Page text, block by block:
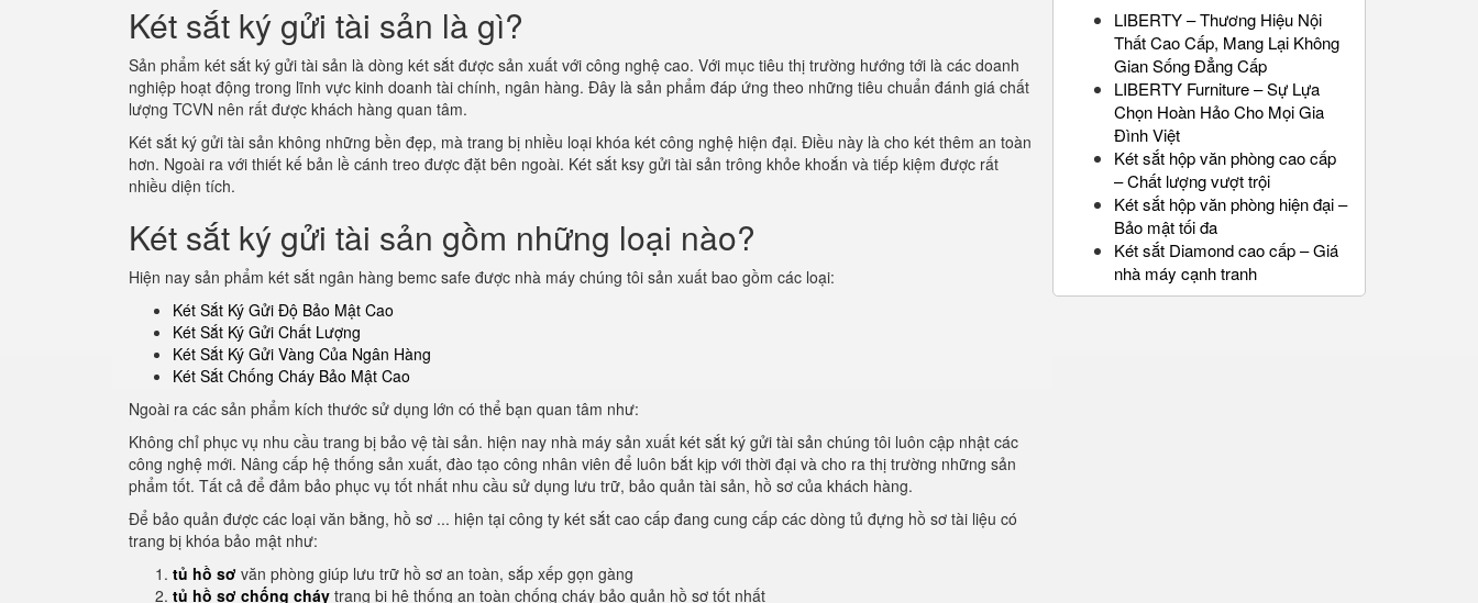
Két sắt ký gửi tài sản là gì?
Sản phẩm két sắt ký gửi tài sản là dòng két sắt được sản xuất với công nghệ cao. Với mục tiêu thị trường hướng tới là các doanh
nghiệp hoạt động trong lĩnh vực kinh doanh tài chính, ngân hàng. Đây là sản phẩm đáp ứng theo những tiêu chuẩn đánh giá chất
lượng TCVN nên rất được khách hàng quan tâm.
Két sắt ký gửi tài sản không những bền đẹp, mà trang bị nhiều loại khóa két công nghệ hiện đại. Điều này là cho két thêm an toàn
hơn. Ngoài ra với thiết kế bản lề cánh treo được đặt bên ngoài. Két sắt ksy gửi tài sản trông khỏe khoắn và tiếp kiệm được rất
nhiều diện tích.
Két sắt ký gửi tài sản gồm những loại nào?
Hiện nay sản phẩm két sắt ngân hàng bemc safe được nhà máy chúng tôi sản xuất bao gồm các loại:
Két Sắt Ký Gửi Độ Bảo Mật Cao
Két Sắt Ký Gửi Chất Lượng
Két Sắt Ký Gửi Vàng Của Ngân Hàng
Két Sắt Chống Cháy Bảo Mật Cao
Ngoài ra các sản phẩm kích thước sử dụng lớn có thể bạn quan tâm như:
Không chỉ phục vụ nhu cầu trang bị bảo vệ tài sản. hiện nay nhà máy sản xuất két sắt ký gửi tài sản chúng tôi luôn cập nhật các
công nghệ mới. Nâng cấp hệ thống sản xuất, đào tạo công nhân viên để luôn bắt kịp với thời đại và cho ra thị trường những sản
phẩm tốt. Tất cả để đảm bảo phục vụ tốt nhất nhu cầu sử dụng lưu trữ, bảo quản tài sản, hồ sơ của khách hàng.
Để bảo quản được các loại văn bằng, hồ sơ ... hiện tại công ty két sắt cao cấp đang cung cấp các dòng tủ đựng hồ sơ tài liệu có
trang bị khóa bảo mật như:
tủ hồ sơ văn phòng giúp lưu trữ hồ sơ an toàn, sắp xếp gọn gàng
tủ hồ sơ chống cháy trang bị hệ thống an toàn chống cháy bảo quản hồ sơ tốt nhất
LIBERTY – Thương Hiệu Nội
Thất Cao Cấp, Mang Lại Không
Gian Sống Đẳng Cấp
LIBERTY Furniture – Sự Lựa
Chọn Hoàn Hảo Cho Mọi Gia
Đình Việt
Két sắt hộp văn phòng cao cấp
– Chất lượng vượt trội
Két sắt hộp văn phòng hiện đại –
Bảo mật tối đa
Két sắt Diamond cao cấp – Giá
nhà máy cạnh tranh